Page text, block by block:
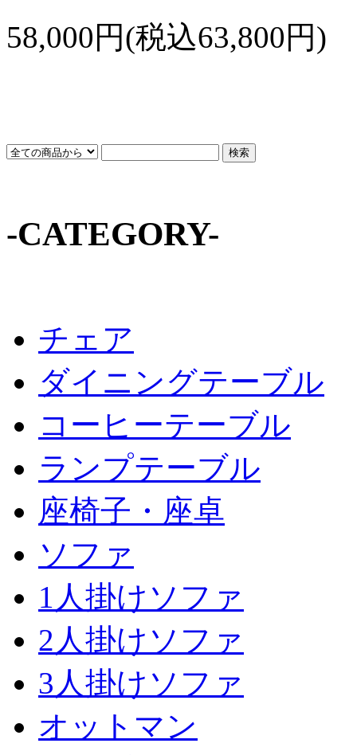
58,000円(税込63,800円)
-CATEGORY-
チェア
ダイニングテーブル
コーヒーテーブル
ランプテーブル
座椅子・座卓
ソファ
1人掛けソファ
2人掛けソファ
3人掛けソファ
オットマン